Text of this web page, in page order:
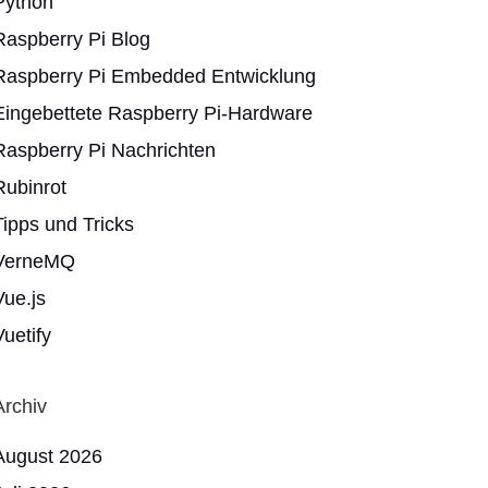
Pi Blog
Pi Embedded Entwicklung
Raspberry Pi-Hardware
Pi Nachrichten
und Tricks
2026